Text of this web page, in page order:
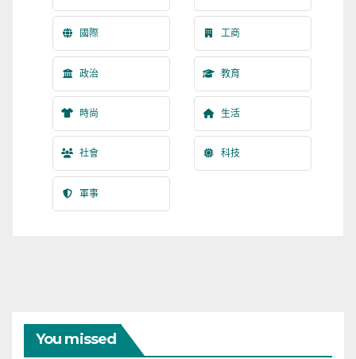
國際 工商
政治 教育
時尚 生活
社會 科技
軍事
You missed